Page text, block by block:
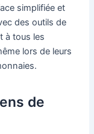
simplifiée et
des outils de
à tous les
lors de leurs
de